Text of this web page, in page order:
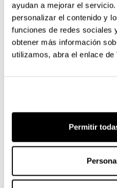
ayudan a mejorar el
personalizar el contenido y
funciones de redes sociales
obtener más información
utilizamos, abra el enlace
Permitir
64,90 €
sin stock
Cazo antiadherente con
tapa NeverStick2
Eaziglide
sin stock